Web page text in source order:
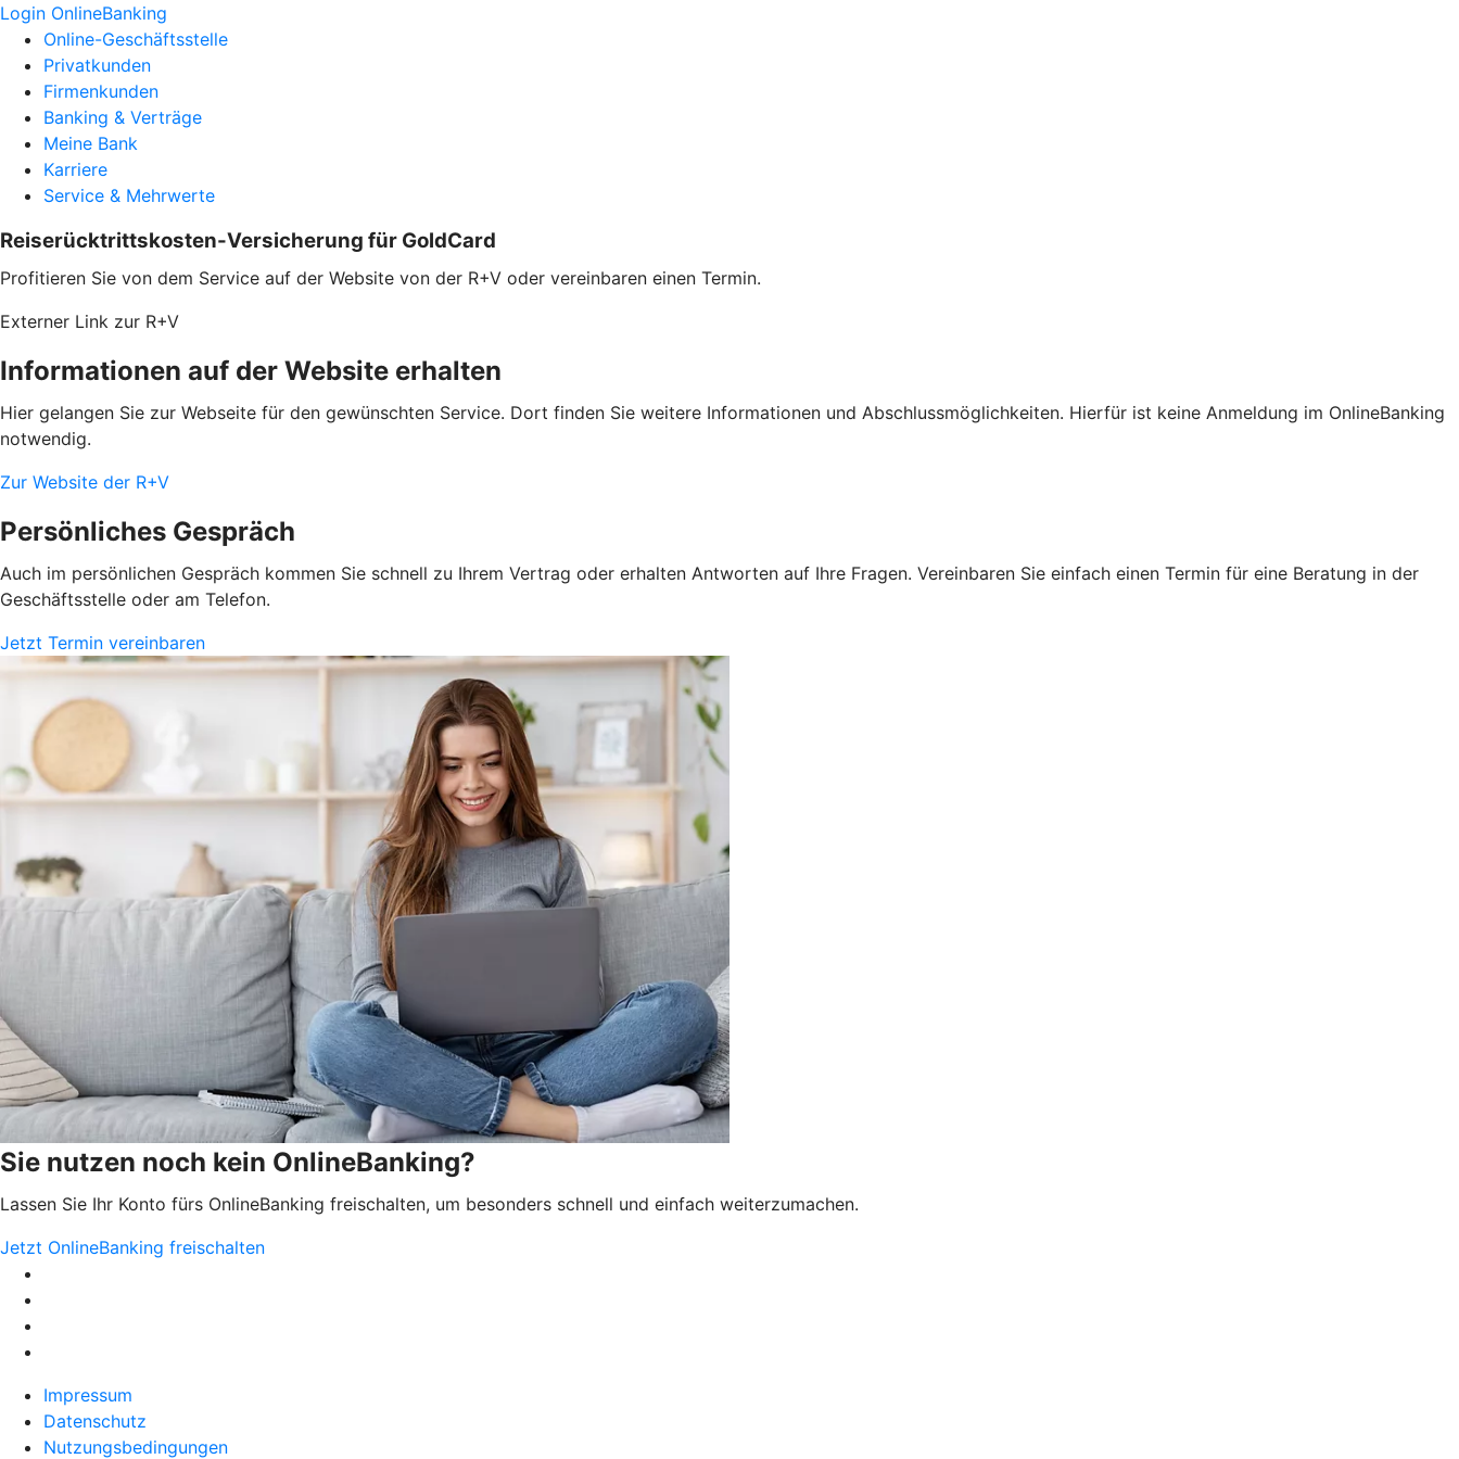
Login OnlineBanking
Online-Geschäftsstelle
Privatkunden
Firmenkunden
Banking & Verträge
Meine Bank
Karriere
Service & Mehrwerte
Reiserücktrittskosten-Versicherung für GoldCard
Profitieren Sie von dem Service auf der Website von der R+V oder vereinbaren einen Termin.
Externer Link zur R+V
Informationen auf der Website erhalten
Hier gelangen Sie zur Webseite für den gewünschten Service. Dort finden Sie weitere Informationen und Abschlussmöglichkeiten. Hierfür ist keine Anmeldung im OnlineBanking
notwendig.
Zur Website der R+V
Persönliches Gespräch
Auch im persönlichen Gespräch kommen Sie schnell zu Ihrem Vertrag oder erhalten Antworten auf Ihre Fragen. Vereinbaren Sie einfach einen Termin für eine Beratung in der
Geschäftsstelle oder am Telefon.
Jetzt Termin vereinbaren
Sie nutzen noch kein OnlineBanking?
Lassen Sie Ihr Konto fürs OnlineBanking freischalten, um besonders schnell und einfach weiterzumachen.
Jetzt OnlineBanking freischalten
Impressum
Datenschutz
Nutzungsbedingungen